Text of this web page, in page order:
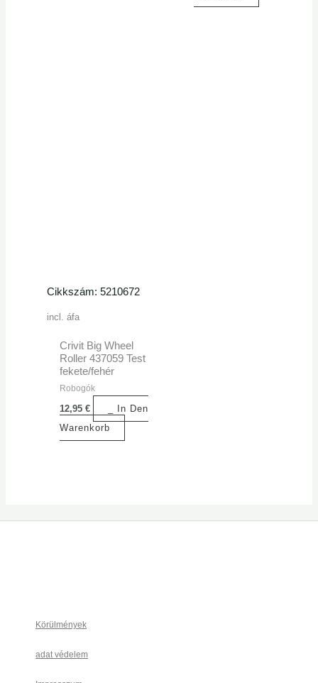
Cikkszám: 5210672
incl. áfa
Crivit Big Wheel
Roller 437059 Test
fekete/fehér
Robogók
12,95 €
_ In Den
Warenkorb
Körülmények
adat védelem